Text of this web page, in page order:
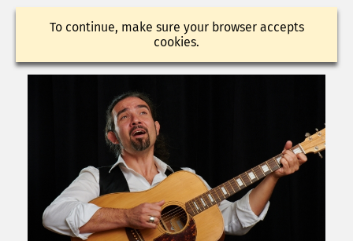
To continue, make sure your browser accepts
cookies.